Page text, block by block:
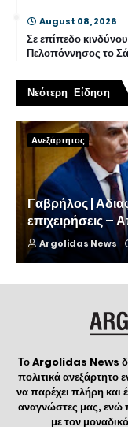
August 08, 2026
Σε επίπεδο
Πελοπόννησος το
Νεότερη Είδηση
Ανεξάρτητος
Γαβρήλος |
επιχειρήσεις –
Argolidas News
Το Argolidas News
πολιτικά
να παρέχει πλήρη και
αναγνώστες μας, ενώ
με τον